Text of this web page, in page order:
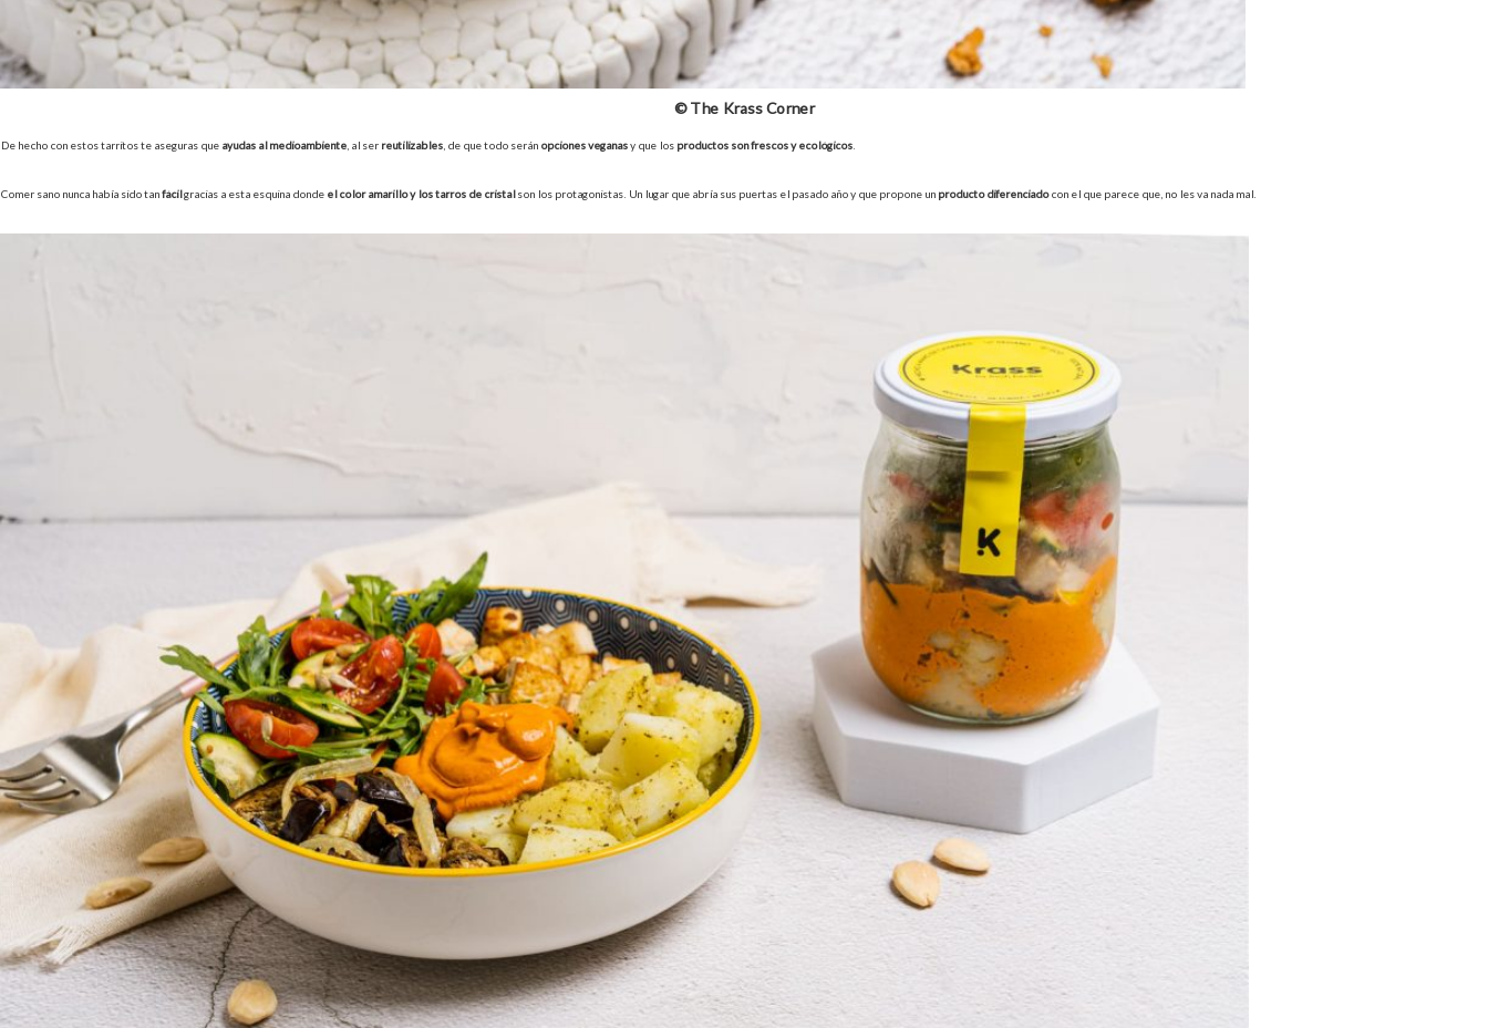
© The Krass Corner
De hecho con estos tarritos te aseguras que ayudas al medioambiente , al ser reutilizables , de que todo serán opciones veganasy que los productos son frescos y ecológicos
Comer sano nunca había sido tanfácilgracias a esta esquina donde el color amarillo y los tarros de cristalson los protagonistas. Un lugar que abría sus puertas el pasado año y que propone un producto diferenciadocon el que parece que, no les va nada mal.